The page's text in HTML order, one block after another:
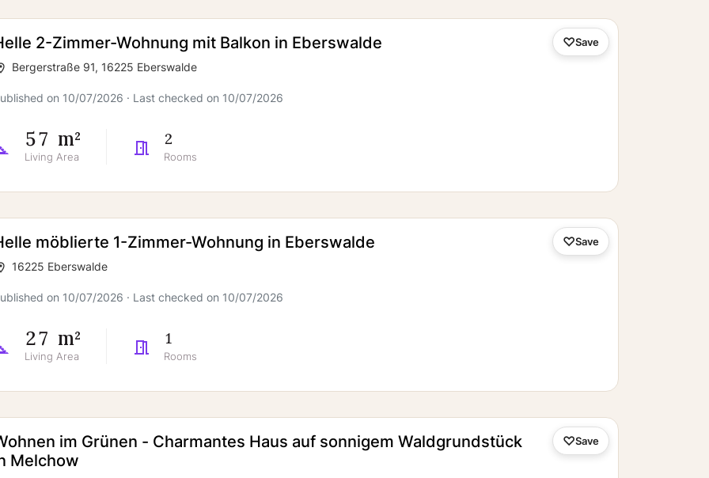
2-Zimmer-Wohnung mit Balkon in Eberswalde
Bergerstraße 91, 16225 Eberswalde
on 10/07/2026 · Last checked on 10/07/2026
57 m²
Living Area
2
Rooms
Save
möblierte 1-Zimmer-Wohnung in Eberswalde
16225 Eberswalde
on 10/07/2026 · Last checked on 10/07/2026
27 m²
Living Area
1
Rooms
Save
im Grünen - Charmantes Haus auf sonnigem Waldgrundstück
Melchow
Save